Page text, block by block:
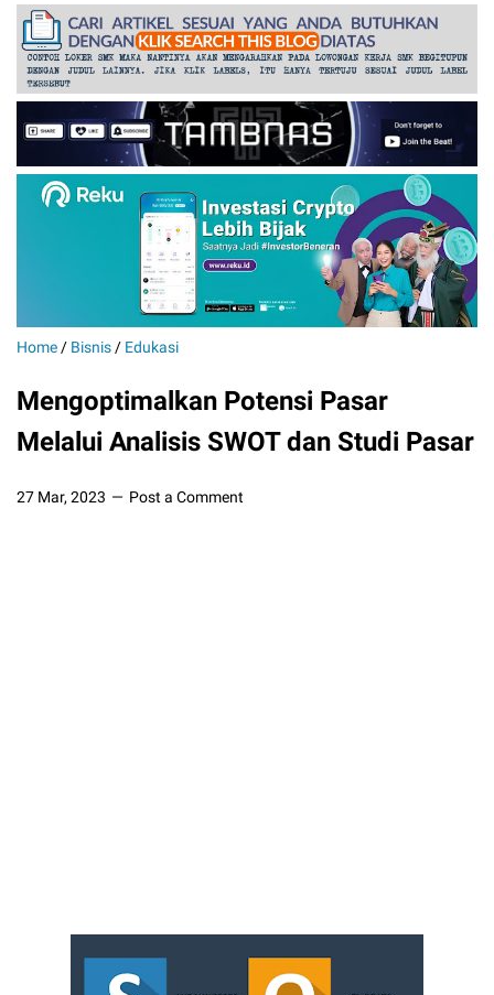
Home / Bisnis / Edukasi
Mengoptimalkan Potensi Pasar
Melalui Analisis SWOT dan Studi Pasar
27 Mar, 2023 Post a Comment